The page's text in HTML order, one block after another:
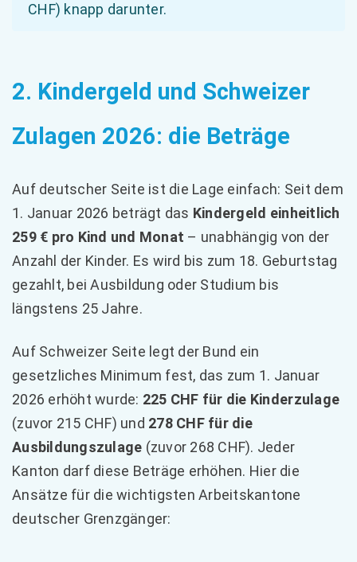
CHF) knapp darunter.
2. Kindergeld und Schweizer
Zulagen 2026: die Beträge
Auf deutscher Seite ist die Lage einfach: Seit dem
1. Januar 2026 beträgt das Kindergeld einheitlich
259 € pro Kind und Monat – unabhängig von der
Anzahl der Kinder. Es wird bis zum 18. Geburtstag
gezahlt, bei Ausbildung oder Studium bis
längstens 25 Jahre.
Auf Schweizer Seite legt der Bund ein
gesetzliches Minimum fest, das zum 1. Januar
2026 erhöht wurde: 225 CHF für die Kinderzulage
(zuvor 215 CHF) und 278 CHF für die
Ausbildungszulage (zuvor 268 CHF). Jeder
Kanton darf diese Beträge erhöhen. Hier die
Ansätze für die wichtigsten Arbeitskantone
deutscher Grenzgänger: